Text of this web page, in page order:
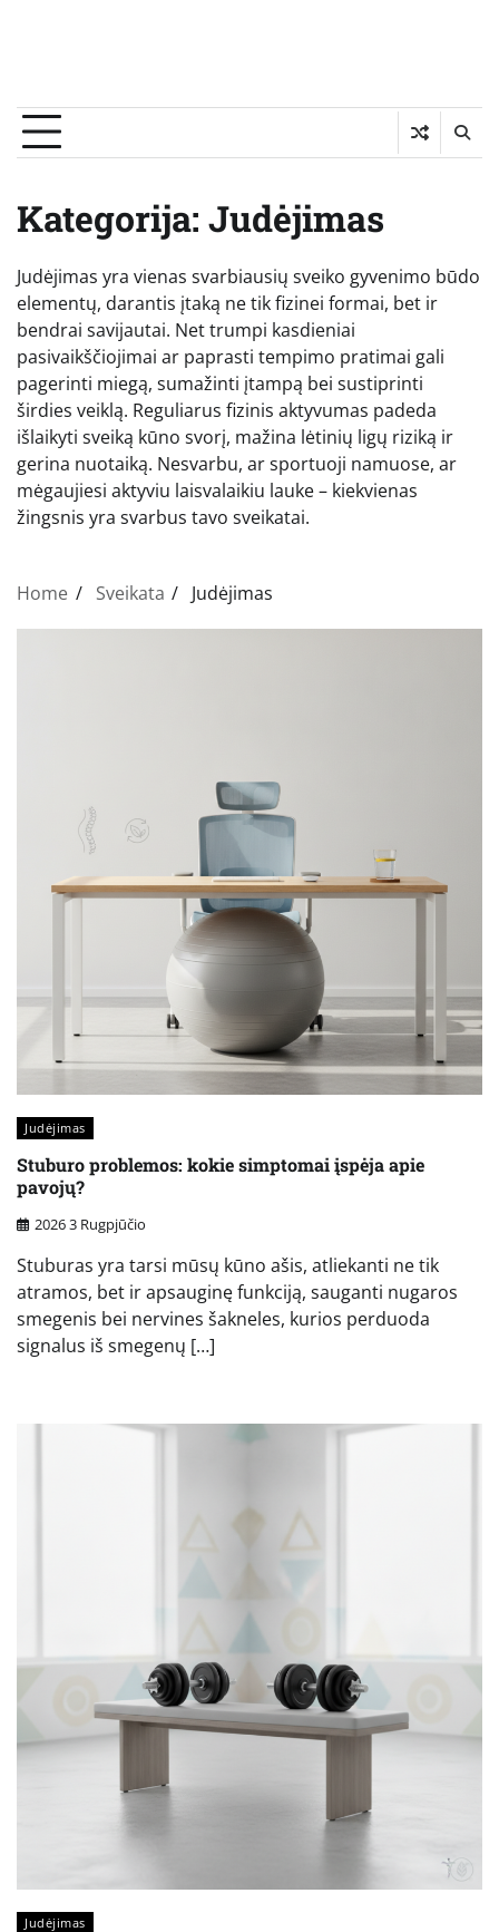
Kategorija: Judėjimas
Judėjimas yra vienas svarbiausių sveiko gyvenimo būdo
elementų, darantis įtaką ne tik fizinei formai, bet ir
bendrai savijautai. Net trumpi kasdieniai
pasivaikščiojimai ar paprasti tempimo pratimai gali
pagerinti miegą, sumažinti įtampą bei sustiprinti
širdies veiklą. Reguliarus fizinis aktyvumas padeda
išlaikyti sveiką kūno svorį, mažina lėtinių ligų riziką ir
gerina nuotaiką. Nesvarbu, ar sportuoji namuose, ar
mėgaujiesi aktyviu laisvalaikiu lauke – kiekvienas
žingsnis yra svarbus tavo sveikatai.
Home Sveikata Judėjimas
Judėjimas
Stuburo problemos: kokie simptomai įspėja apie
pavojų?
2026 3 Rugpjūčio
Stuburas yra tarsi mūsų kūno ašis, atliekanti ne tik
atramos, bet ir apsauginę funkciją, sauganti nugaros
smegenis bei nervines šakneles, kurios perduoda
signalus iš smegenų […]
Judėjimas